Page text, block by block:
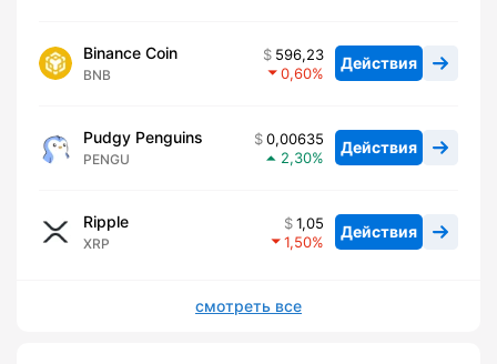
Binance Coin
BNB
596,23
0,60
Действия
Pudgy Penguins
PENGU
0,00635
2,30
Действия
Ripple
XRP
1,05
1,50
Действия
смотреть все